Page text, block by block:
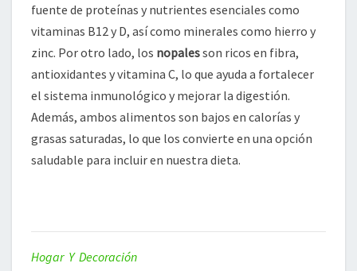
fuente de proteínas y nutrientes esenciales como
vitaminas B12 y D, así como minerales como hierro y
zinc. Por otro lado, los nopalesson ricos en fibra,
antioxidantes y vitamina C, lo que ayuda a fortalecer
el sistema inmunológico y mejorar la digestión.
Además, ambos alimentos son bajos en calorías y
grasas saturadas, lo que los convierte en una opción
saludable para incluir en nuestra dieta.
Hogar Y Decoración